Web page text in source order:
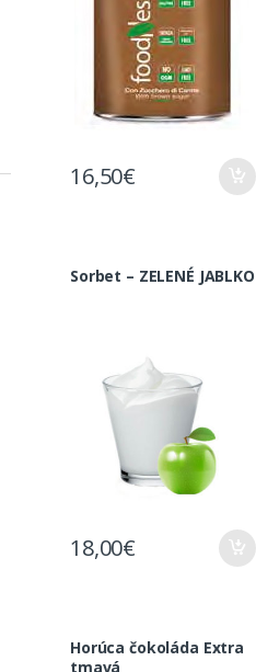
16,50€
Sorbet – ZELENÉ JABLKO
18,00€
Horúca čokoláda Extra
tmavá